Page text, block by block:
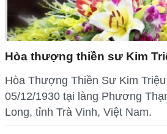
Hòa thượng thiền sư Kim
Hòa Thượng Thiền Sư Kim
05/12/1930 tại làng Phương
Long, tỉnh Trà Vinh, Việt Nam.